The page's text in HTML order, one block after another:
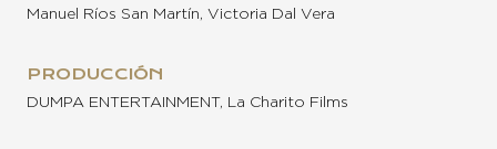
Manuel Ríos San Martín, Victoria Dal Vera
PRODUCCIÓN
DUMPA ENTERTAINMENT, La Charito Films